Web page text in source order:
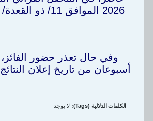
2026 الموافق 11/ ذو القعدة/ 1447هـ، في الساعة 8:30 مساءً في صحن مرقد أبي الفضل العباس (عليه السلام).
وفي حال تعذر حضور
أسبوعان من تاريخ إعلان
الكلمات الدلالية (Tags): لا يوجد